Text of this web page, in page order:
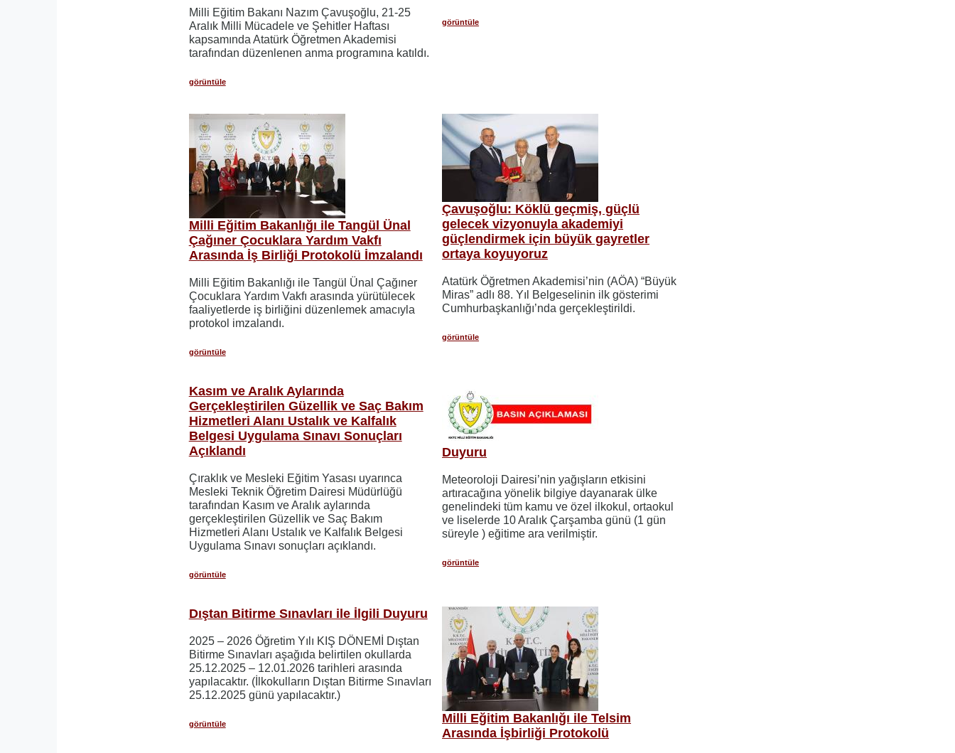
Milli Eğitim Bakanı Nazım Çavuşoğlu, 21-25
Aralık Milli Mücadele ve Şehitler Haftası
kapsamında Atatürk Öğretmen Akademisi
tarafından düzenlenen anma programına katıldı.
görüntüle
görüntüle
Milli Eğitim Bakanlığı ile Tangül Ünal
Çağıner Çocuklara Yardım Vakfı
Arasında İş Birliği Protokolü İmzalandı
Milli Eğitim Bakanlığı ile Tangül Ünal Çağıner
Çocuklara Yardım Vakfı arasında yürütülecek
faaliyetlerde iş birliğini düzenlemek amacıyla
protokol imzalandı.
görüntüle
Çavuşoğlu: Köklü geçmiş, güçlü
gelecek vizyonuyla akademiyi
güçlendirmek için büyük gayretler
ortaya koyuyoruz
Atatürk Öğretmen Akademisi’nin (AÖA) “Büyük
Miras” adlı 88. Yıl Belgeselinin ilk gösterimi
Cumhurbaşkanlığı’nda gerçekleştirildi.
görüntüle
Kasım ve Aralık Aylarında
Gerçekleştirilen Güzellik ve Saç Bakım
Hizmetleri Alanı Ustalık ve Kalfalık
Belgesi Uygulama Sınavı Sonuçları
Açıklandı
Çıraklık ve Mesleki Eğitim Yasası uyarınca
Mesleki Teknik Öğretim Dairesi Müdürlüğü
tarafından Kasım ve Aralık aylarında
gerçekleştirilen Güzellik ve Saç Bakım
Hizmetleri Alanı Ustalık ve Kalfalık Belgesi
Uygulama Sınavı sonuçları açıklandı.
görüntüle
Duyuru
Meteoroloji Dairesi’nin yağışların etkisini
artıracağına yönelik bilgiye dayanarak ülke
genelindeki tüm kamu ve özel ilkokul, ortaokul
ve liselerde 10 Aralık Çarşamba günü (1 gün
süreyle ) eğitime ara verilmiştir.
görüntüle
Dıştan Bitirme Sınavları ile İlgili Duyuru
2025 – 2026 Öğretim Yılı KIŞ DÖNEMİ Dıştan
Bitirme Sınavları aşağıda belirtilen okullarda
25.12.2025 – 12.01.2026 tarihleri arasında
yapılacaktır. (İlkokulların Dıştan Bitirme Sınavları
25.12.2025 günü yapılacaktır.)
görüntüle
Milli Eğitim Bakanlığı ile Telsim
Arasında İşbirliği Protokolü